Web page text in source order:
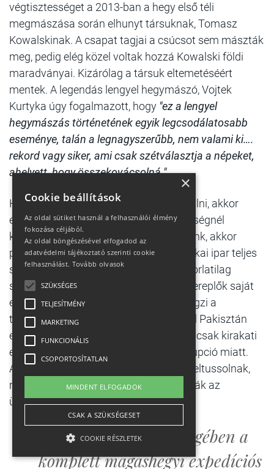
végtisztességet a 2013-ban a hegy első téli
megmászása során elhunyt társuknak, Tomasz
Kowalskinak. A csapat tagjai a csúcsot sem mászták
meg, pedig elég közel voltak hozzá Kowalski földi
maradványai. Kizárólag a társuk eltemetéséért
mentek. A legendás lengyel hegymászó, Vojtek
Kurtyka úgy fogalmazott, hogy "ez a lengyel
hegymászás történetének egyik legcsodálatosabb
eseménye, talán a legnagyszerűbb, nem valami ki….
rekord vagy siker, ami csak szétválasztja a népeket,
ahelyett, hogy összekovácsolná."
Ha mindenáron felelőst akar valaki találni, akkor
érdemes a Hassant alkalmazó ügynökségnél
keresgélni. Ha kicsit távolabbra tekintünk, akkor
pedig a magashegyi expedíciós turisztikai ipar teljes
szabályozatlanságát okolhatjuk. Gyakorlatilag
szabad rablás van, kizárólag a piaci szereplők saját
etikai normáira van bízva, ki hogyan végzi a
tevékenységét. Nepál ezen a téren jóval Pakisztán
előtt jár, de a szabályok többsége ott is csak kirakati
elem az országot mélyen átszövő korrupció miatt.
Akadnak olyan halálesetek, amelyeket eltussolnak,
mielőtt a hírekbe kerülnének, mert rontják az
ügynökség szakmai hitelességét.
Hassan halála összességében a
komplett magashegyi expedíciós
×
Cookie beállítások
Az oldal sütiket használ a felhasználói élmény
fokozása céljából.
Az oldal böngészésével elfogadod az
adatvédelmi tájékoztató szerinti cookie
felhasználást. Tovább olvasok
SZÜKSÉGES
TELJESÍTMÉNY
MARKETING
FUNKCIONÁLIS
CSOPORTOSÍTATLAN
MINDENT ELFOGADOK
CSAK A SZÜKSÉGESET
COOKIE RÉSZLETEK